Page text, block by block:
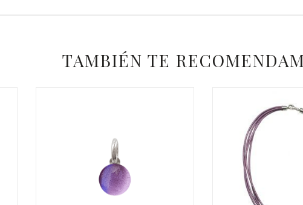
TAMBIÉN TE